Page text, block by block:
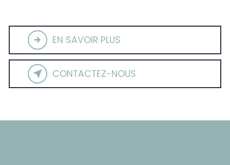
EN SAVOIR PLUS
CONTACTEZ-NOUS